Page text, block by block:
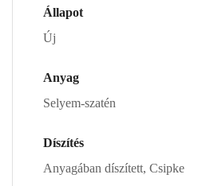
Állapot
Új
Anyag
Selyem-szatén
Díszítés
Anyagában díszített, Csipke